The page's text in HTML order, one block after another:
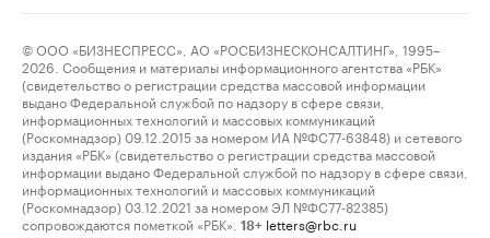
© ООО «БИЗНЕСПРЕСС», АО «РОСБИЗНЕСКОНСАЛТИНГ», 1995–
2026. Сообщения и материалы информационного агентства «РБК»
(свидетельство о регистрации средства массовой информации
выдано Федеральной службой по надзору в сфере связи,
информационных технологий и массовых коммуникаций
(Роскомнадзор) 09.12.2015 за номером ИА №ФС77-63848) и сетевого
издания «РБК» (свидетельство о регистрации средства массовой
информации выдано Федеральной службой по надзору в сфере связи,
информационных технологий и массовых коммуникаций
(Роскомнадзор) 03.12.2021 за номером ЭЛ №ФС77-82385)
сопровождаются пометкой «РБК».
18+ letters@rbc.ru